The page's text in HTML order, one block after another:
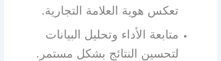
تعكس هوية العلامة التجارية.
متابعة الأداء وتحليل البيانات
لتحسين النتائج بشكل مستمر.